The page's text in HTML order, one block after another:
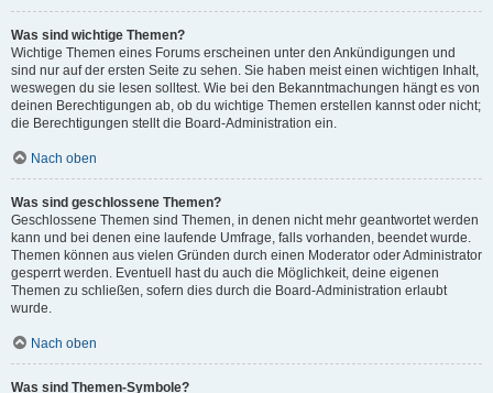
Was sind wichtige Themen?
Wichtige Themen eines Forums erscheinen unter den Ankündigungen und
sind nur auf der ersten Seite zu sehen. Sie haben meist einen wichtigen Inhalt,
weswegen du sie lesen solltest. Wie bei den Bekanntmachungen hängt es von
deinen Berechtigungen ab, ob du wichtige Themen erstellen kannst oder nicht;
die Berechtigungen stellt die Board-Administration ein.
Nach oben
Was sind geschlossene Themen?
Geschlossene Themen sind Themen, in denen nicht mehr geantwortet werden
kann und bei denen eine laufende Umfrage, falls vorhanden, beendet wurde.
Themen können aus vielen Gründen durch einen Moderator oder Administrator
gesperrt werden. Eventuell hast du auch die Möglichkeit, deine eigenen
Themen zu schließen, sofern dies durch die Board-Administration erlaubt
wurde.
Nach oben
Was sind Themen-Symbole?